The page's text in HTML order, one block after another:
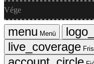
Vége
Menü